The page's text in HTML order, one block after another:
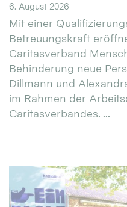
6. August 2026
Mit einer
Betreuungskraft
Caritasverband
Behinderung neue
Dillmann und
im Rahmen der
Caritasverbandes. ...